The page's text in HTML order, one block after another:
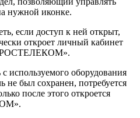
нужной иконке.
если доступ к ней открыт,
откроет личный кабинет
«РОСТЕЛЕКОМ».
используемого оборудования
не был сохранен, потребуется
после этого откроется